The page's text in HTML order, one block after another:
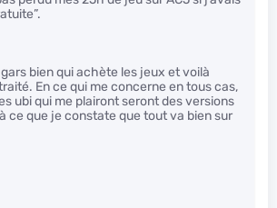
bien qui achète les jeux et voilà
En ce qui me concerne en tous cas,
ubi qui me plairont seront des versions
ce que je constate que tout va bien sur